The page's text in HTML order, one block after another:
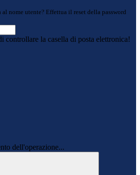
nome utente? Effettua il reset della password
controllare la casella di posta elettronica!
dell'operazione...